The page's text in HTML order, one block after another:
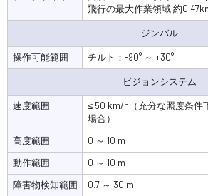
飛行の最大作業領域 約
ジンバル
操作可能範囲 チルト：-90° ～ +30°
ビジョンシステム
速度範囲
≤ 50 km/h（充分な照度条件
場合）
高度範囲
0 ～ 10 m
動作範囲
0 ～ 10 m
障害物検知範囲
0.7 ～ 30 m